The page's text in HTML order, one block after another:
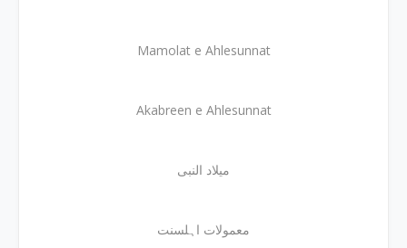
Mamolat e Ahlesunnat
Akabreen e Ahlesunnat
میلاد النبی
معمولات اہلسنت